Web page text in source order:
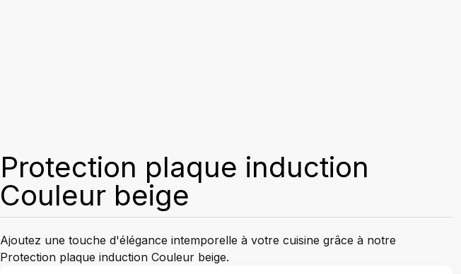
Protection plaque induction
Couleur beige
Ajoutez une touche d'élégance intemporelle à votre cuisine grâce à notre
Protection plaque induction Couleur beige.